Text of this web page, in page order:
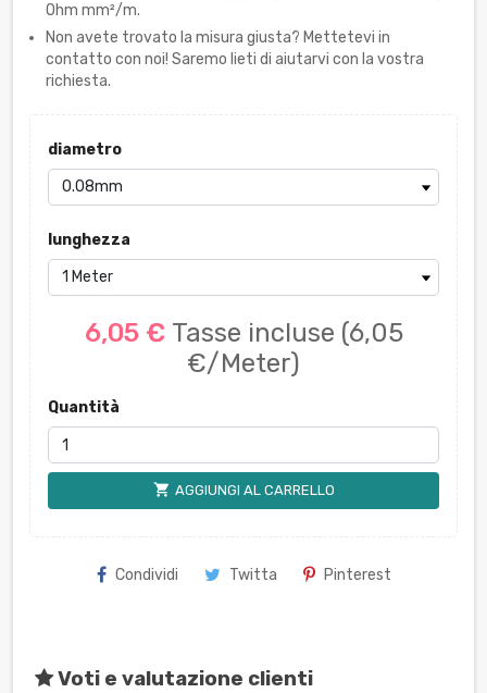
Ohm mm²/m.
Non avete trovato la misura giusta? Mettetevi in
contatto con noi! Saremo lieti di aiutarvi con la vostra
richiesta.
diametro
lunghezza
6,05 € Tasse incluse (6,05
€/Meter)
Quantità
shopping_cart AGGIUNGI AL CARRELLO
Condividi Twitta Pinterest
Voti e valutazione clienti